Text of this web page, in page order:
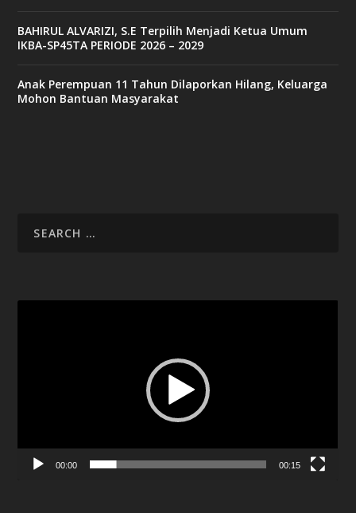
BAHIRUL ALVARIZI, S.E Terpilih Menjadi Ketua Umum
IKBA-SP45TA PERIODE 2026 – 2029
Anak Perempuan 11 Tahun Dilaporkan Hilang, Keluarga
Mohon Bantuan Masyarakat
00:00 00:15